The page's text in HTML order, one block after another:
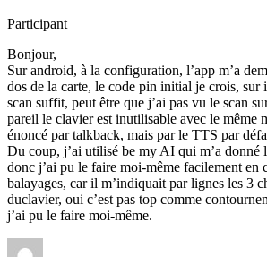
Participant
Bonjour,
Sur android, à la configuration, l’app m’a
dos de la carte, le code pin initial je crois, sur
scan suffit, peut être que j’ai pas vu le scan
pareil le clavier est inutilisable avec le même
énoncé par talkback, mais par le TTS par
Du coup, j’ai utilisé be my AI qui m’a donné
donc j’ai pu le faire moi-même facilement en
balayages, car il m’indiquait par lignes les 3
duclavier, oui c’est pas top comme
j’ai pu le faire moi-même.